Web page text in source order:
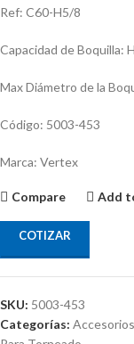
Ref: C60-H5/8
Capacidad de Boquilla:
Max Diámetro de la
Código: 5003-453
Marca: Vertex
Compare Add
COTIZAR
SKU: 5003-453
Categorías: